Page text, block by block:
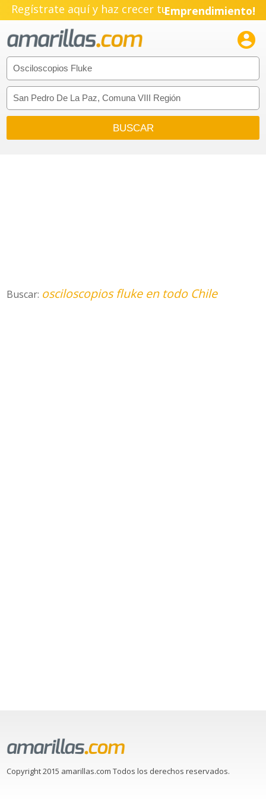
Regístrate aquí y haz crecer tuEmprendimiento!

Buscar: osciloscopios fluke en todo Chile
Copyright 2015 amarillas.com Todos los derechos reservados.